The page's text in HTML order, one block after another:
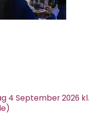
4 September 2026 kl.